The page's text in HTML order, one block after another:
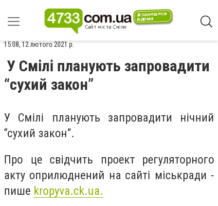
15:08, 12 лютого 2021 р.
У Смілі планують запровадити
“сухий закон”
У Смілі планують запровадити нічний
“сухий закон”.
Про це свідчить проект регуляторного
акту оприлюднений на сайті міськради -
пише kropyva.ck.ua.